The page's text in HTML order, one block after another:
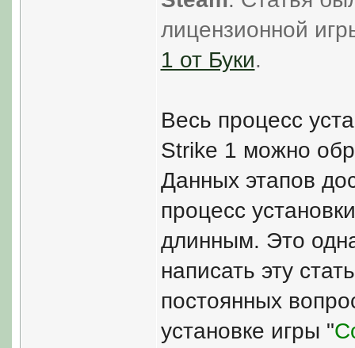
лицензионной
1 от Буки.
Весь процесс
Strike 1 можно
Данных этапов
процесс
длинным. Это
написать эту
постоянных
установке игры "